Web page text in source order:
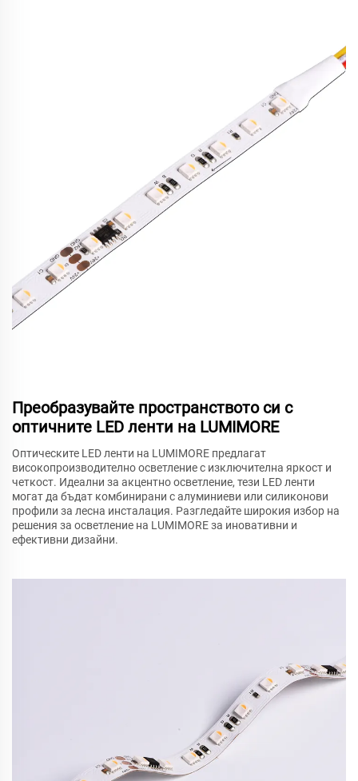
Преобразувайте пространството си с
оптичните LED ленти на LUMIMORE
Оптическите LED ленти на LUMIMORE предлагат
високопроизводително осветление с изключителна яркост и
четкост. Идеални за акцентно осветление, тези LED ленти
могат да бъдат комбинирани с алуминиеви или силиконови
профили за лесна инсталация. Разгледайте широкия избор на
решения за осветление на LUMIMORE за иновативни и
ефективни дизайни.